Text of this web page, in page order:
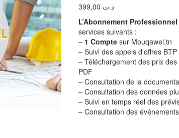
د.ت
L’Abonnement Professionnel
services suivants :
– 1 Comptesur Mouqawel.tn
– Suivi des appels d’offres
– Téléchargement des prix
PDF
– Consultation de la
– Consultation des données
– Suivi en temps réel des
– Consultation des